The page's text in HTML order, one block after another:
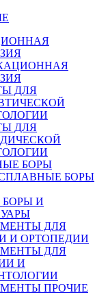
ДЛЯ
ДЛЯ
БОРЫ
БОРЫ
БОРЫ И
ДЛЯ
И ОРТОПЕДИИ
ДЛЯ
И
ПРОЧИЕ